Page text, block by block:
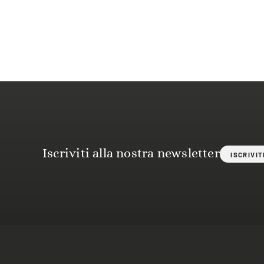
Iscriviti alla nostra newsletter